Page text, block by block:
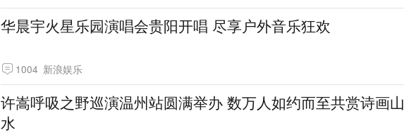
华晨宇火星乐园演唱会贵阳开唱 尽享户外音乐狂欢
1004 新浪娱乐
许嵩呼吸之野巡演温州站圆满举办 数万人如约而至共赏诗画山
水